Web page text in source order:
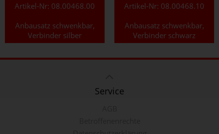
Artikel-Nr: 08.00468.00
Anbausatz schwenkbar,
Verbinder silber
Artikel-Nr: 08.00468.10
Anbausatz schwenkbar,
Verbinder schwarz
Service